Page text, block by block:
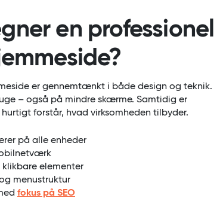
en professionel
er gennemtænkt i både design og teknik.
– også på mindre skærme. Samtidig er
forstår, hvad virksomheden tilbyder.
på alle enheder
elementer
menustruktur
fokus på SEO